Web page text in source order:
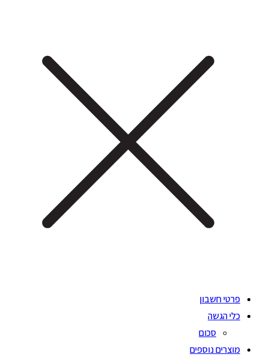
פרטי חשבון
כלי הגשה
סכום
מוצרים נוספים